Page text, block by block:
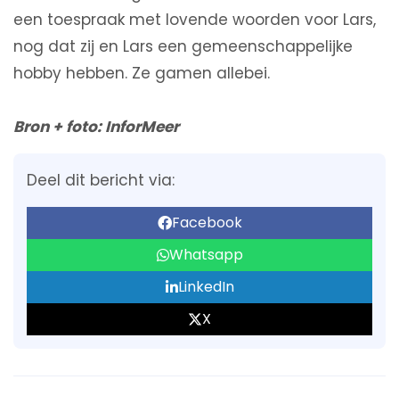
een toespraak met lovende woorden voor Lars,
nog dat zij en Lars een gemeenschappelijke
hobby hebben. Ze gamen allebei.
Bron + foto: InforMeer
Deel dit bericht via:
Facebook
Whatsapp
LinkedIn
X